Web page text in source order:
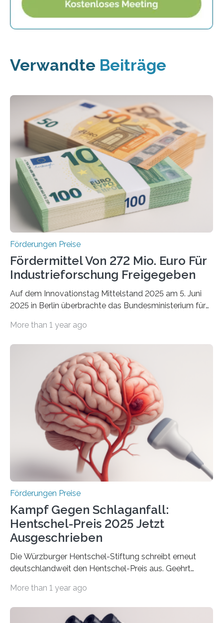
Verwandte Beiträge
Förderungen Preise
Fördermittel Von 272 Mio. Euro Für
Industrieforschung Freigegeben
Auf dem Innovationstag Mittelstand 2025 am 5. Juni
2025 in Berlin überbrachte das Bundesministerium für
Überplanmäßige Verpflichtungsermächtigungen in
Woche vom Haushaltsausschuss freigegeben – unter
anderem zur Unterstützung der
Industrieforschungsprogramme Industrielle
Gemeinschaftsforschung (IGF), Zentrales
Innovationsprogramm Mittelstand (ZIM) und
Innovationskompetenz INNO-KOM. Auf dem
Innovationstag Mittelstand 2025 am 5. Juni 2025 in
Berlin überbrachte das Bundesministerium für
Wirtschaft und Energie eine gute Nachricht:
Überplanmäßige Verpflichtungsermächtigungen in
More than 1 year ago
Förderungen Preise
Kampf Gegen Schlaganfall:
Hentschel-Preis 2025 Jetzt
Ausgeschrieben
Die Würzburger Hentschel-Stiftung schreibt erneut
deutschlandweit den Hentschel-Preis aus. Geehrt
hochrangige wissenschaftliche Publikation zum Thema
Schlaganfall“ mit Sitz in Würzburg fördert die
More than 1 year ago